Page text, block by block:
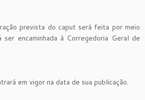
prevista do caput será feita por meio
encaminhada à Corregedoria Geral de
em vigor na data de sua publicação.